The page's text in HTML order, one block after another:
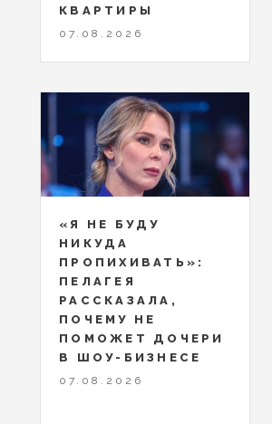
КВАРТИРЫ
07.08.2026
«Я НЕ БУДУ
НИКУДА
ПРОПИХИВАТЬ»:
ПЕЛАГЕЯ
РАССКАЗАЛА,
ПОЧЕМУ НЕ
ПОМОЖЕТ ДОЧЕРИ
В ШОУ-БИЗНЕСЕ
07.08.2026